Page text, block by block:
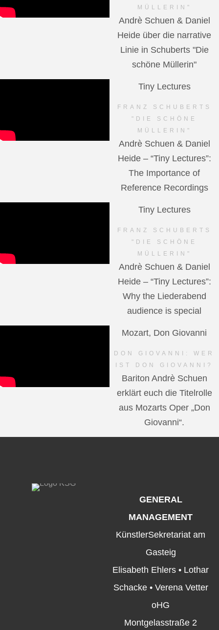
MÜLLERIN"
Andrè Schuen & Daniel
Heide über die narrative
Linie in Schuberts "Die
schöne Müllerin"
Tiny Lectures
FRANZ SCHUBERTS
"DIE SCHÖNE
MÜLLERIN"
Andrè Schuen & Daniel
Heide – “Tiny Lectures”:
The Importance of
Reference Recordings
Tiny Lectures
FRANZ SCHUBERTS
"DIE SCHÖNE
MÜLLERIN"
Andrè Schuen & Daniel
Heide – “Tiny Lectures”:
Why the Liederabend
audience is special
Mozart, Don Giovanni
DON GIOVANNI: WER
IST DON GIOVANNI?
Bariton Andrè Schuen
erklärt euch die Titelrolle
aus Mozarts Oper „Don
Giovanni“.
GENERAL
MANAGEMENT
KünstlerSekretariat am
Gasteig
Elisabeth Ehlers • Lothar
Schacke • Verena Vetter
oHG
Montgelasstraße 2